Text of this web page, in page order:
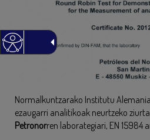
Normalkuntzarako Institutu
ezaugarri analitikoak neurtzeko
Petronorren laborategiari, EN 15984